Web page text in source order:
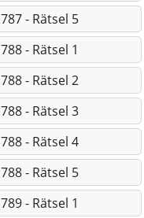
- Rätsel 5
- Rätsel 1
- Rätsel 2
- Rätsel 3
- Rätsel 4
- Rätsel 5
- Rätsel 1